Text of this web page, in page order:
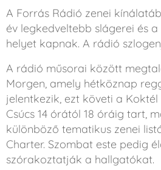
A Forrás Rádió zenei
év legkedveltebb slágerei és
helyet kapnak. A rádió
A rádió műsorai között
Morgen, amely hétköznap
jelentkezik, ezt követi a
Csúcs 14 órától 18 óráig tart,
különböző tematikus zenei
Charter. Szombat este pedig
szórakoztatják a hallgatókat. ​